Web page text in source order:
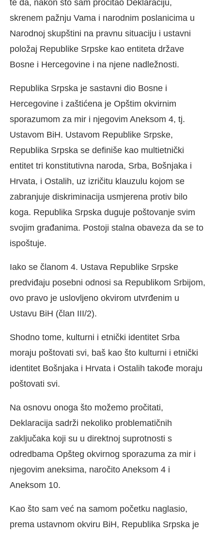
te da, nakon što sam pročitao Deklaraciju,
skrenem pažnju Vama i narodnim poslanicima u
Narodnoj skupštini na pravnu situaciju i ustavni
položaj Republike Srpske kao entiteta države
Bosne i Hercegovine i na njene nadležnosti.
Republika Srpska je sastavni dio Bosne i
Hercegovine i zaštićena je Opštim okvirnim
sporazumom za mir i njegovim Aneksom 4, tj.
Ustavom BiH. Ustavom Republike Srpske,
Republika Srpska se definiše kao multietnički
entitet tri konstitutivna naroda, Srba, Bošnjaka i
Hrvata, i Ostalih, uz izričitu klauzulu kojom se
zabranjuje diskriminacija usmjerena protiv bilo
koga. Republika Srpska duguje poštovanje svim
svojim građanima. Postoji stalna obaveza da se to
ispoštuje.
Iako se članom 4. Ustava Republike Srpske
predviđaju posebni odnosi sa Republikom Srbijom,
ovo pravo je uslovljeno okvirom utvrđenim u
Ustavu BiH (član III/2).
Shodno tome, kulturni i etnički identitet Srba
moraju poštovati svi, baš kao što kulturni i etnički
identitet Bošnjaka i Hrvata i Ostalih takođe moraju
poštovati svi.
Na osnovu onoga što možemo pročitati,
Deklaracija sadrži nekoliko problematičnih
zaključaka koji su u direktnoj suprotnosti s
odredbama Opšteg okvirnog sporazuma za mir i
njegovim aneksima, naročito Aneksom 4 i
Aneksom 10.
Kao što sam već na samom početku naglasio,
prema ustavnom okviru BiH, Republika Srpska je